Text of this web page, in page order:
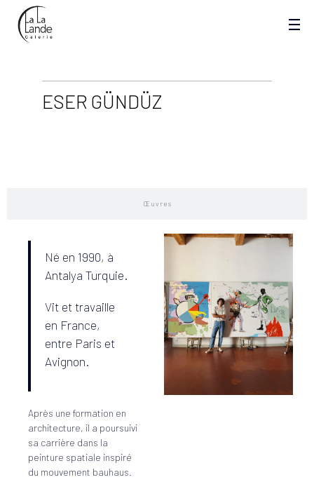
ESER GÜNDÜZ
Œuvres
Né en 1990, à
Antalya Turquie.
Vit et travaille
en France,
entre Paris et
Avignon.
Après une formation en
architecture, il a poursuivi
sa carrière dans la
peinture spatiale inspiré
du mouvement bauhaus.